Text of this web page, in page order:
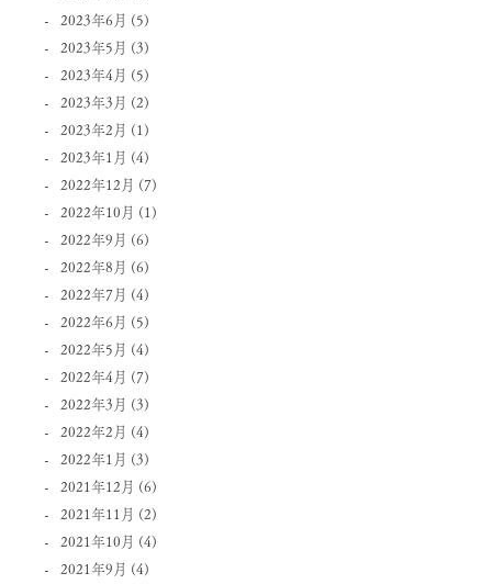
2023年6月 (5)
2023年5月 (3)
2023年4月 (5)
2023年3月 (2)
2023年2月 (1)
2023年1月 (4)
2022年12月 (7)
2022年10月 (1)
2022年9月 (6)
2022年8月 (6)
2022年7月 (4)
2022年6月 (5)
2022年5月 (4)
2022年4月 (7)
2022年3月 (3)
2022年2月 (4)
2022年1月 (3)
2021年12月 (6)
2021年11月 (2)
2021年10月 (4)
2021年9月 (4)